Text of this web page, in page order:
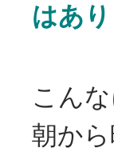
はあり
こん
朝か